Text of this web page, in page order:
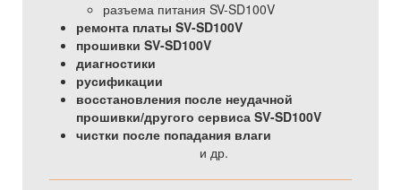
разъема питания SV-SD100V
ремонта платы SV-SD100V
прошивки SV-SD100V
диагностики
русификации
восстановления после неудачной
прошивки/другого сервиса SV-SD100V
чистки после попадания влаги
и др.